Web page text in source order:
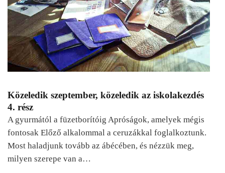
Közeledik szeptember, közeledik az iskolakezdés
4. rész
A gyurmától a füzetborítóig Apróságok, amelyek mégis
fontosak Előző alkalommal a ceruzákkal foglalkoztunk.
Most haladjunk tovább az ábécében, és nézzük meg,
milyen szerepe van a…